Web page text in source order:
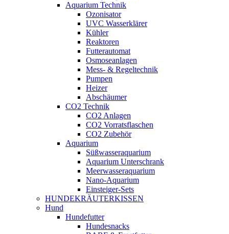
Aquarium Technik
Ozonisator
UVC Wasserklärer
Kühler
Reaktoren
Futterautomat
Osmoseanlagen
Mess- & Regeltechnik
Pumpen
Heizer
Abschäumer
CO2 Technik
CO2 Anlagen
CO2 Vorratsflaschen
CO2 Zubehör
Aquarium
Süßwasseraquarium
Aquarium Unterschrank
Meerwasseraquarium
Nano-Aquarium
Einsteiger-Sets
HUNDEKRÄUTERKISSEN
Hund
Hundefutter
Hundesnacks